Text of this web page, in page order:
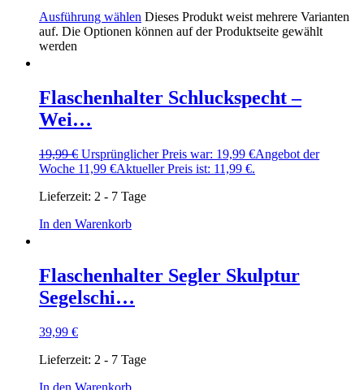
Ausführung wählen Dieses Produkt weist mehrere Varianten
auf. Die Optionen können auf der Produktseite gewählt
werden
Flaschenhalter Schluckspecht –
Wei…
19,99€ Ursprünglicher Preis war: 19,99 €Angebot der
Woche 11,99 €Aktueller Preis ist: 11,99 €.
Lieferzeit: 2 - 7 Tage
In den Warenkorb
Flaschenhalter Segler Skulptur
Segelschi…
39,99 €
Lieferzeit: 2 - 7 Tage
In den Warenkorb